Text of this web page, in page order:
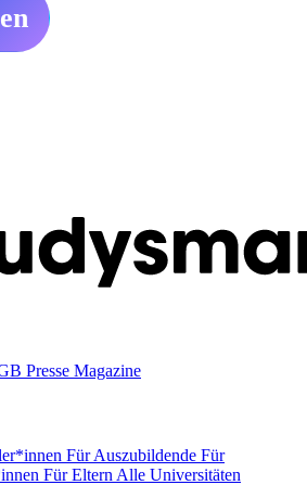
Presse Magazine
Für Auszubildende Für
Für Eltern Alle Universitäten